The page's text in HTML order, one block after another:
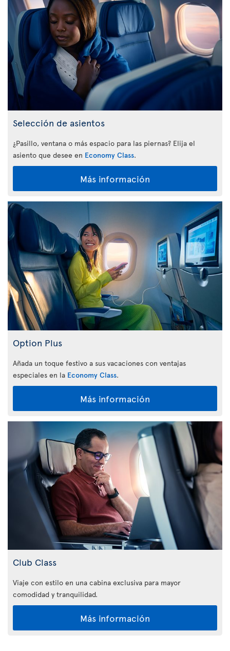
Selección de asientos
¿Pasillo, ventana o más espacio para las piernas? Elija el
asiento que desee en Economy Class.
Más información
Option Plus
Añada un toque festivo a sus vacaciones con ventajas
especiales en la Economy Class.
Más información
Club Class
Viaje con estilo en una cabina exclusiva para mayor
comodidad y tranquilidad.
Más información